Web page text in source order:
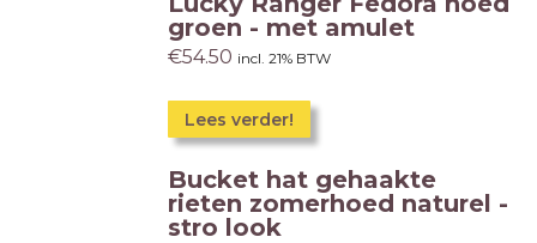
groen - met amulet
€54.50 incl. 21% BTW
Lees verder!
Bucket hat gehaakte
rieten zomerhoed naturel -
stro look